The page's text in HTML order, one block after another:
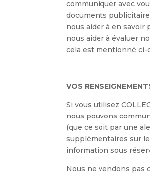
communiquer avec
documents
nous aider à en savoir
nous aider à évaluer
cela est mentionné ci-
VOS
Si vous utilisez
nous pouvons
(que ce soit par une
supplémentaires sur
information sous
Nous ne vendons pas